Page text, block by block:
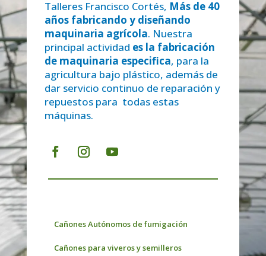
Talleres Francisco Cortés, Más de 40
años fabricando y diseñando
maquinaria agrícola. Nuestra
principal actividad es la fabricación
de maquinaria especifica, para la
agricultura bajo plástico, además de
dar servicio continuo de reparación y
repuestos para todas estas
máquinas.
Cañones Autónomos de fumigación
Cañones para viveros y semilleros